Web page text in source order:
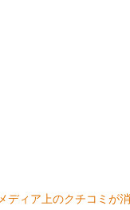
ディア上のクチコミが